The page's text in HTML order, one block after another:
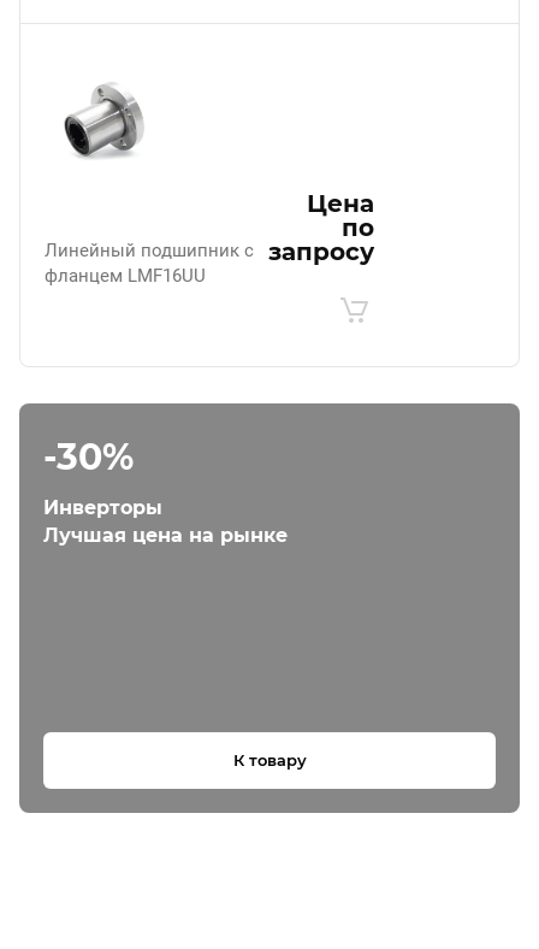
Линейный подшипник с
фланцем LMF16UU
Цена
по
запросу
-30%
Инверторы
Лучшая цена на рынке
К товару